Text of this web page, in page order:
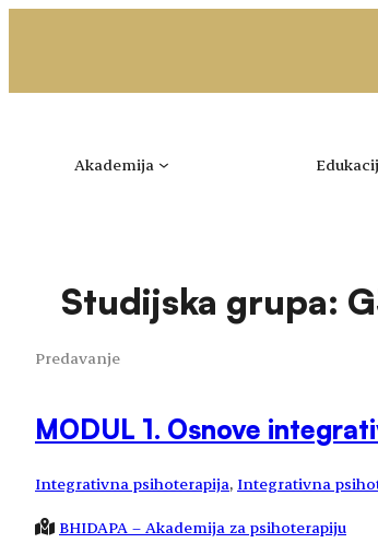
Akademija
Studijska grupa:
Predavanje
MODUL 1. Osnove
Integrativna psihoterapija, Integrativna
BHIDAPA – Akademija za psihoterapiju